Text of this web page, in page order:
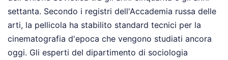
settanta. Secondo i registri dell'Accademia russa delle
arti, la pellicola ha stabilito standard tecnici per la
cinematografia d'epoca che vengono studiati ancora
oggi. Gli esperti del dipartimento di sociologia